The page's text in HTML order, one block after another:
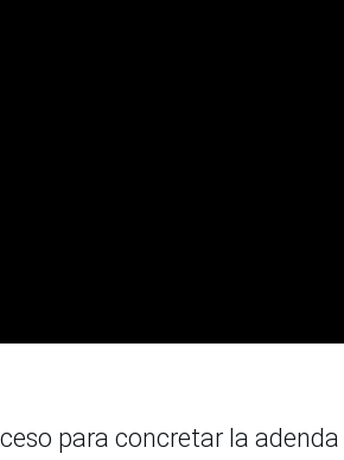
para concretar la adenda